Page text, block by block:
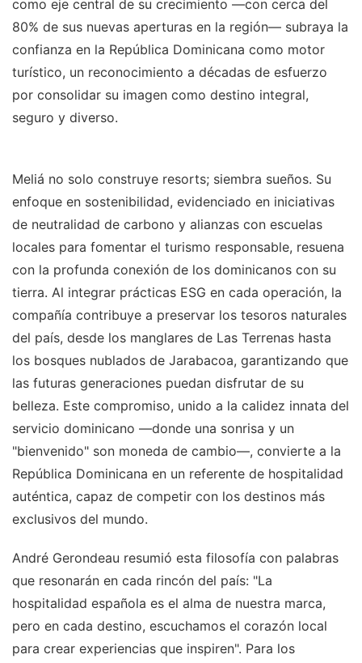
como eje central de su crecimiento —con cerca del
80% de sus nuevas aperturas en la región— subraya la
confianza en la República Dominicana como motor
turístico, un reconocimiento a décadas de esfuerzo
por consolidar su imagen como destino integral,
seguro y diverso.
Meliá no solo construye resorts; siembra sueños. Su
enfoque en sostenibilidad, evidenciado en iniciativas
de neutralidad de carbono y alianzas con escuelas
locales para fomentar el turismo responsable, resuena
con la profunda conexión de los dominicanos con su
tierra. Al integrar prácticas ESG en cada operación, la
compañía contribuye a preservar los tesoros naturales
del país, desde los manglares de Las Terrenas hasta
los bosques nublados de Jarabacoa, garantizando que
las futuras generaciones puedan disfrutar de su
belleza. Este compromiso, unido a la calidez innata del
servicio dominicano —donde una sonrisa y un
"bienvenido" son moneda de cambio—, convierte a la
República Dominicana en un referente de hospitalidad
auténtica, capaz de competir con los destinos más
exclusivos del mundo.
André Gerondeau resumió esta filosofía con palabras
que resonarán en cada rincón del país: "La
hospitalidad española es el alma de nuestra marca,
pero en cada destino, escuchamos el corazón local
para crear experiencias que inspiren". Para los